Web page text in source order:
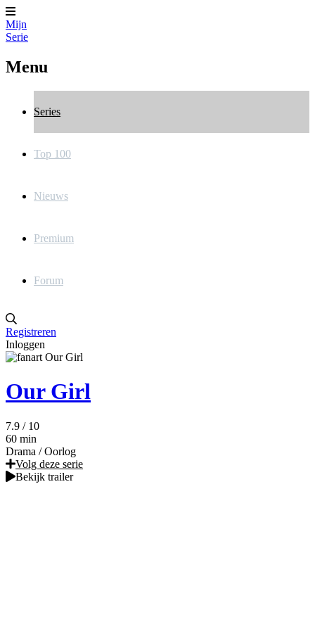
Mijn
Serie
Menu
Series
Top 100
Nieuws
Premium
Forum
Registreren
Inloggen
Our Girl
7.9 / 10
60 min
Drama / Oorlog
Volg deze serie
Bekijk trailer